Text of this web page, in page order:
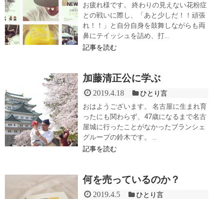
お疲れ様です。 終わりの見えない花粉症
との戦いに際し、「あと少しだ！！頑張
れ！！」と自分自身を鼓舞しながらも両
鼻にテイッシュを詰め、打...
記事を読む
加藤清正公に学ぶ
2019.4.18
ひとり言
おはようございます。 名古屋に生まれ育
ったにも関わらず、47歳になるまで名古
屋城に行ったことがなかったブランシェ
グループの鈴木です。 ...
記事を読む
何を売っているのか？
2019.4.5
ひとり言